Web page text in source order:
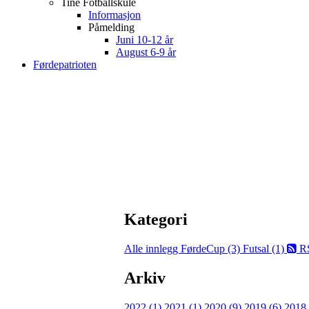
Tine Fotballskule
Informasjon
Påmelding
Juni 10-12 år
August 6-9 år
Førdepatrioten
Kategori
Alle innlegg FørdeCup (3) Futsal (1)
Arkiv